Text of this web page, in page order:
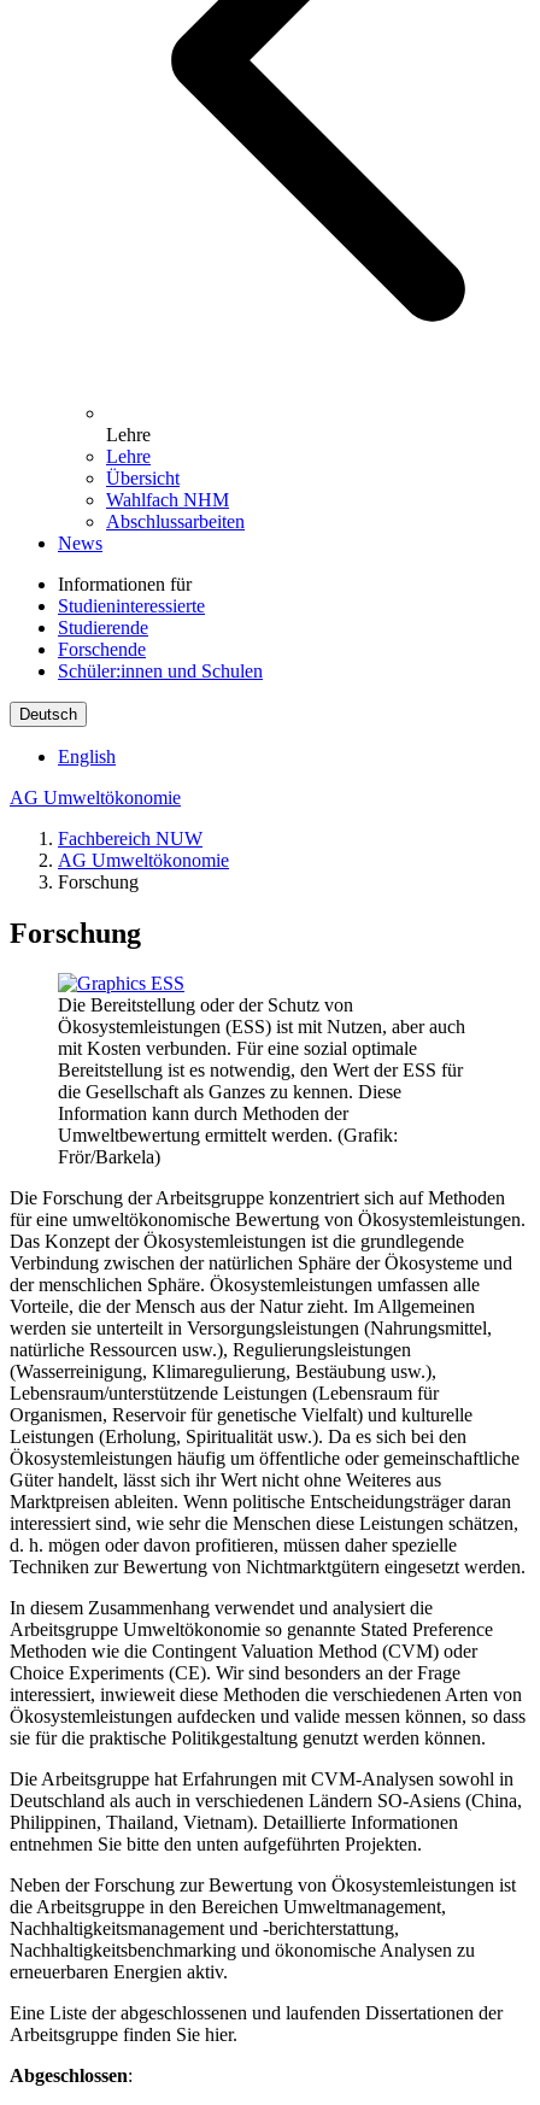
Lehre
Lehre
Übersicht
Wahlfach NHM
Abschlussarbeiten
News
Informationen für
Studieninteressierte
Studierende
Forschende
Schüler:innen und Schulen
Deutsch
English
AG Umweltökonomie
Fachbereich NUW
AG Umweltökonomie
Forschung
Forschung
Die Bereitstellung oder der Schutz von
Ökosystemleistungen (ESS) ist mit Nutzen, aber auch
mit Kosten verbunden. Für eine sozial optimale
Bereitstellung ist es notwendig, den Wert der ESS für
die Gesellschaft als Ganzes zu kennen. Diese
Information kann durch Methoden der
Umweltbewertung ermittelt werden. (Grafik:
Frör/Barkela)
Die Forschung der Arbeitsgruppe konzentriert sich auf Methoden
für eine umweltökonomische Bewertung von Ökosystemleistungen.
Das Konzept der Ökosystemleistungen ist die grundlegende
Verbindung zwischen der natürlichen Sphäre der Ökosysteme und
der menschlichen Sphäre. Ökosystemleistungen umfassen alle
Vorteile, die der Mensch aus der Natur zieht. Im Allgemeinen
werden sie unterteilt in Versorgungsleistungen (Nahrungsmittel,
natürliche Ressourcen usw.), Regulierungsleistungen
(Wasserreinigung, Klimaregulierung, Bestäubung usw.),
Lebensraum/unterstützende Leistungen (Lebensraum für
Organismen, Reservoir für genetische Vielfalt) und kulturelle
Leistungen (Erholung, Spiritualität usw.). Da es sich bei den
Ökosystemleistungen häufig um öffentliche oder gemeinschaftliche
Güter handelt, lässt sich ihr Wert nicht ohne Weiteres aus
Marktpreisen ableiten. Wenn politische Entscheidungsträger daran
interessiert sind, wie sehr die Menschen diese Leistungen schätzen,
d. h. mögen oder davon profitieren, müssen daher spezielle
Techniken zur Bewertung von Nichtmarktgütern eingesetzt werden.
In diesem Zusammenhang verwendet und analysiert die
Arbeitsgruppe Umweltökonomie so genannte Stated Preference
Methoden wie die Contingent Valuation Method (CVM) oder
Choice Experiments (CE). Wir sind besonders an der Frage
interessiert, inwieweit diese Methoden die verschiedenen Arten von
Ökosystemleistungen aufdecken und valide messen können, so dass
sie für die praktische Politikgestaltung genutzt werden können.
Die Arbeitsgruppe hat Erfahrungen mit CVM-Analysen sowohl in
Deutschland als auch in verschiedenen Ländern SO-Asiens (China,
Philippinen, Thailand, Vietnam). Detaillierte Informationen
entnehmen Sie bitte den unten aufgeführten Projekten.
Neben der Forschung zur Bewertung von Ökosystemleistungen ist
die Arbeitsgruppe in den Bereichen Umweltmanagement,
Nachhaltigkeitsmanagement und -berichterstattung,
Nachhaltigkeitsbenchmarking und ökonomische Analysen zu
erneuerbaren Energien aktiv.
Eine Liste der abgeschlossenen und laufenden Dissertationen der
Arbeitsgruppe finden Sie hier.
Abgeschlossen: